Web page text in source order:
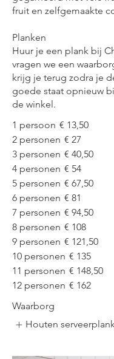
fruit en zelfgemaakte
Planken
Huur je een plank bij
vragen we een
krijg je terug zodra je
goede staat opnieuw
de winkel.
1 persoon € 13,50
2 personen € 27
3 personen € 40,50
4 personen € 54
5 personen € 67,50
6 personen € 81
7 personen € 94,50
8 personen € 108
9 personen € 121,50
10 personen € 135
11 personen € 148,50
12 personen € 162
Waarborg
Houten